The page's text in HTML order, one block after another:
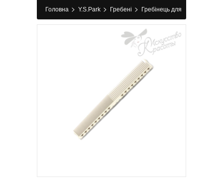
Головна > Y.S.Park > Гребені > Гребінець для
стрижки G45 White Y.S.Park